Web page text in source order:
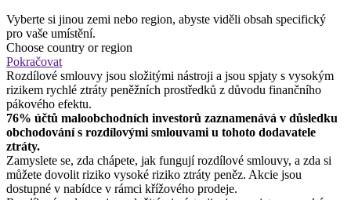
Vyberte si jinou zemi nebo region, abyste viděli obsah specifický
pro vaše umístění.
Choose country or region
Pokračovat
Rozdílové smlouvy jsou složitými nástroji a jsou spjaty s vysokým
rizikem rychlé ztráty peněžních prostředků z důvodu finančního
pákového efektu.
76% účtů maloobchodních investorů zaznamenává v důsledku
obchodování s rozdílovými smlouvami u tohoto dodavatele
ztráty.
Zamyslete se, zda chápete, jak fungují rozdílové smlouvy, a zda si
můžete dovolit riziko vysoké riziko ztráty peněz. Akcie jsou
dostupné v nabídce v rámci křížového prodeje.